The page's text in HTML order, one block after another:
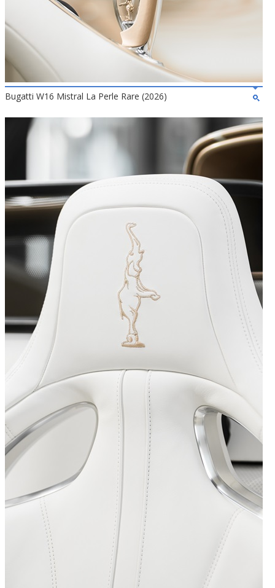
Bugatti W16 Mistral La Perle Rare (2026)